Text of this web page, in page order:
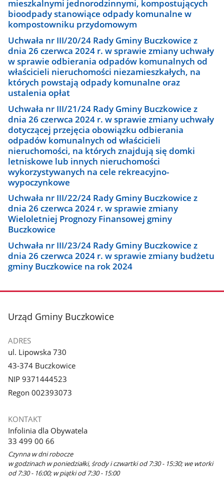
mieszkalnymi jednorodzinnymi, kompostujących
bioodpady stanowiące odpady komunalne w
kompostowniku przydomowym
Uchwała nr III/20/24 Rady Gminy Buczkowice z
dnia 26 czerwca 2024 r. w sprawie zmiany uchwały
w sprawie odbierania odpadów komunalnych od
właścicieli nieruchomości niezamieszkałych, na
których powstają odpady komunalne oraz
ustalenia opłat
Uchwała nr III/21/24 Rady Gminy Buczkowice z
dnia 26 czerwca 2024 r. w sprawie zmiany uchwały
dotyczącej przejęcia obowiązku odbierania
odpadów komunalnych od właścicieli
nieruchomości, na których znajdują się domki
letniskowe lub innych nieruchomości
wykorzystywanych na cele rekreacyjno-
wypoczynkowe
Uchwała nr III/22/24 Rady Gminy Buczkowice z
dnia 26 czerwca 2024 r. w sprawie zmiany
Wieloletniej Prognozy Finansowej gminy
Buczkowice
Uchwała nr III/23/24 Rady Gminy Buczkowice z
dnia 26 czerwca 2024 r. w sprawie zmiany budżetu
gminy Buczkowice na rok 2024
stopka
Urząd Gminy Buczkowice
ADRES
ul. Lipowska 730
43-374 Buczkowice
NIP 9371444523
Regon 002393073
KONTAKT
Infolinia dla Obywatela
33 499 00 66
Czynna w dni robocze
w godzinach w poniedziałki, środy i czwartki od 7:30 - 15:30; we wtorki
od 7:30 - 16:00; w piątki od 7:30 - 15:00